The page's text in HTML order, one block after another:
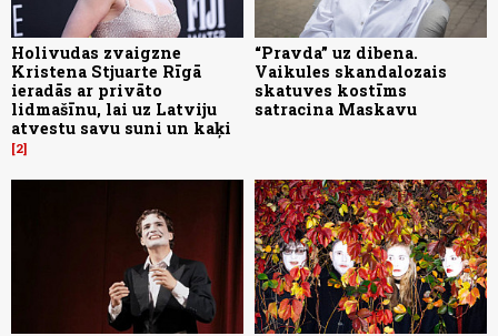
Holivudas zvaigzne
Kristena Stjuarte Rīgā
ieradās ar privāto
lidmašīnu, lai uz Latviju
atvestu savu suni un kaķi
2
“Pravda” uz dibena.
Vaikules skandalozais
skatuves kostīms
satracina Maskavu